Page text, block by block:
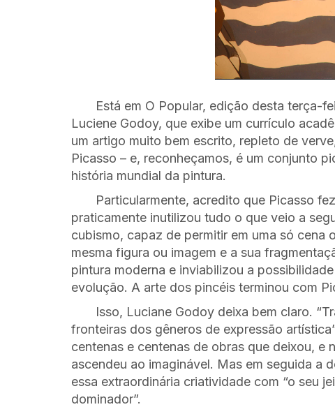
Está em O Popular, edição desta terça-
Luciene Godoy, que exibe um currículo
um artigo muito bem escrito, repleto de
Picasso – e, reconheçamos, é um conjunto
história mundial da pintura.
Particularmente, acredito que Picasso
praticamente inutilizou tudo o que veio a
cubismo, capaz de permitir em uma só cena
mesma figura ou imagem e a sua
pintura moderna e inviabilizou a
evolução. A arte dos pincéis terminou com
Isso, Luciane Godoy deixa bem claro.
fronteiras dos gêneros de expressão
centenas e centenas de obras que deixou, e
ascendeu ao imaginável. Mas em seguida a
essa extraordinária criatividade com “o seu
dominador”.